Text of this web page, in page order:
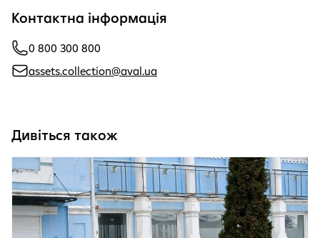
Контактна інформація
0 800 300 800
assets.collection@aval.ua
Дивіться також